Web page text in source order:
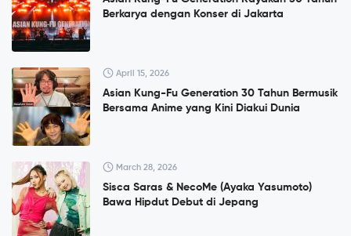
Berkarya dengan Konser di Jakarta
April 15, 2026
Asian Kung-Fu Generation 30 Tahun Bermusik
Bersama Anime yang Kini Diakui Dunia
March 28, 2026
Sisca Saras & NecoMe (Ayaka Yasumoto)
Bawa Hipdut Debut di Jepang